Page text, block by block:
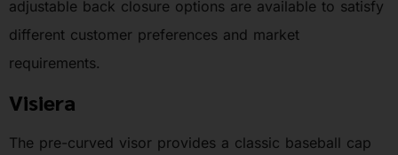
adjustable back closure options are available to satisfy
different customer preferences and market
requirements.
Visiera
The pre-curved visor provides a classic baseball cap